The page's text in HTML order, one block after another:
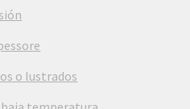
o lustrados